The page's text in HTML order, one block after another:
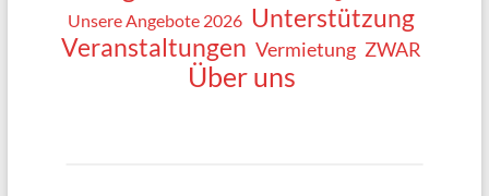
Unsere Angebote 2026 Unterstützung
Veranstaltungen Vermietung ZWAR
Über uns